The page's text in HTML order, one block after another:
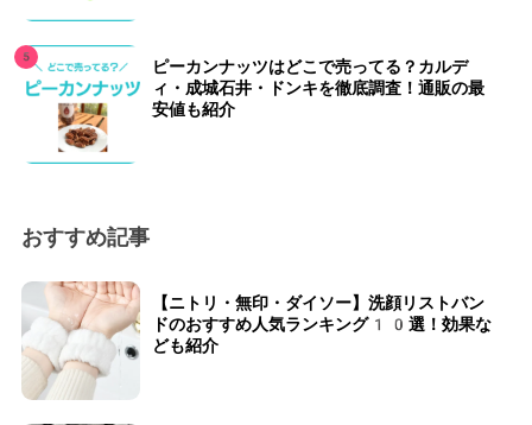
ピーカンナッツはどこで売ってる？カルデ
ィ・成城石井・ドンキを徹底調査！通販の最
安値も紹介
おすすめ記事
【ニトリ・無印・ダイソー】洗顔リストバン
ドのおすすめ人気ランキング10選！効果な
ども紹介